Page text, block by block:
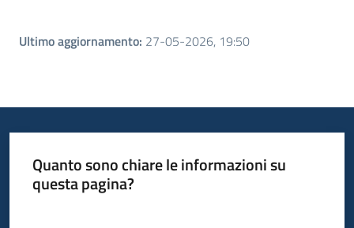
Ultimo aggiornamento: 27-05-2026, 19:50
Quanto sono chiare le informazioni su
questa pagina?